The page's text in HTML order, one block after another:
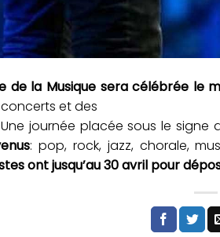
de la Musique sera célébrée le
et des
journée placée sous le
: pop, rock, jazz, chorale,
ont jusqu’au 30 avril pour